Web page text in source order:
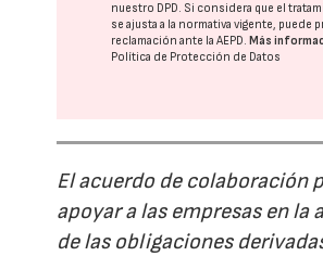
nuestro DPD . Si considera que el
se ajusta a la normativa vigente, puede
reclamación ante laAEPD .Más
Política de Protección de Datos
El acuerdo de colaboración
apoyar a las empresas en la
de las obligaciones